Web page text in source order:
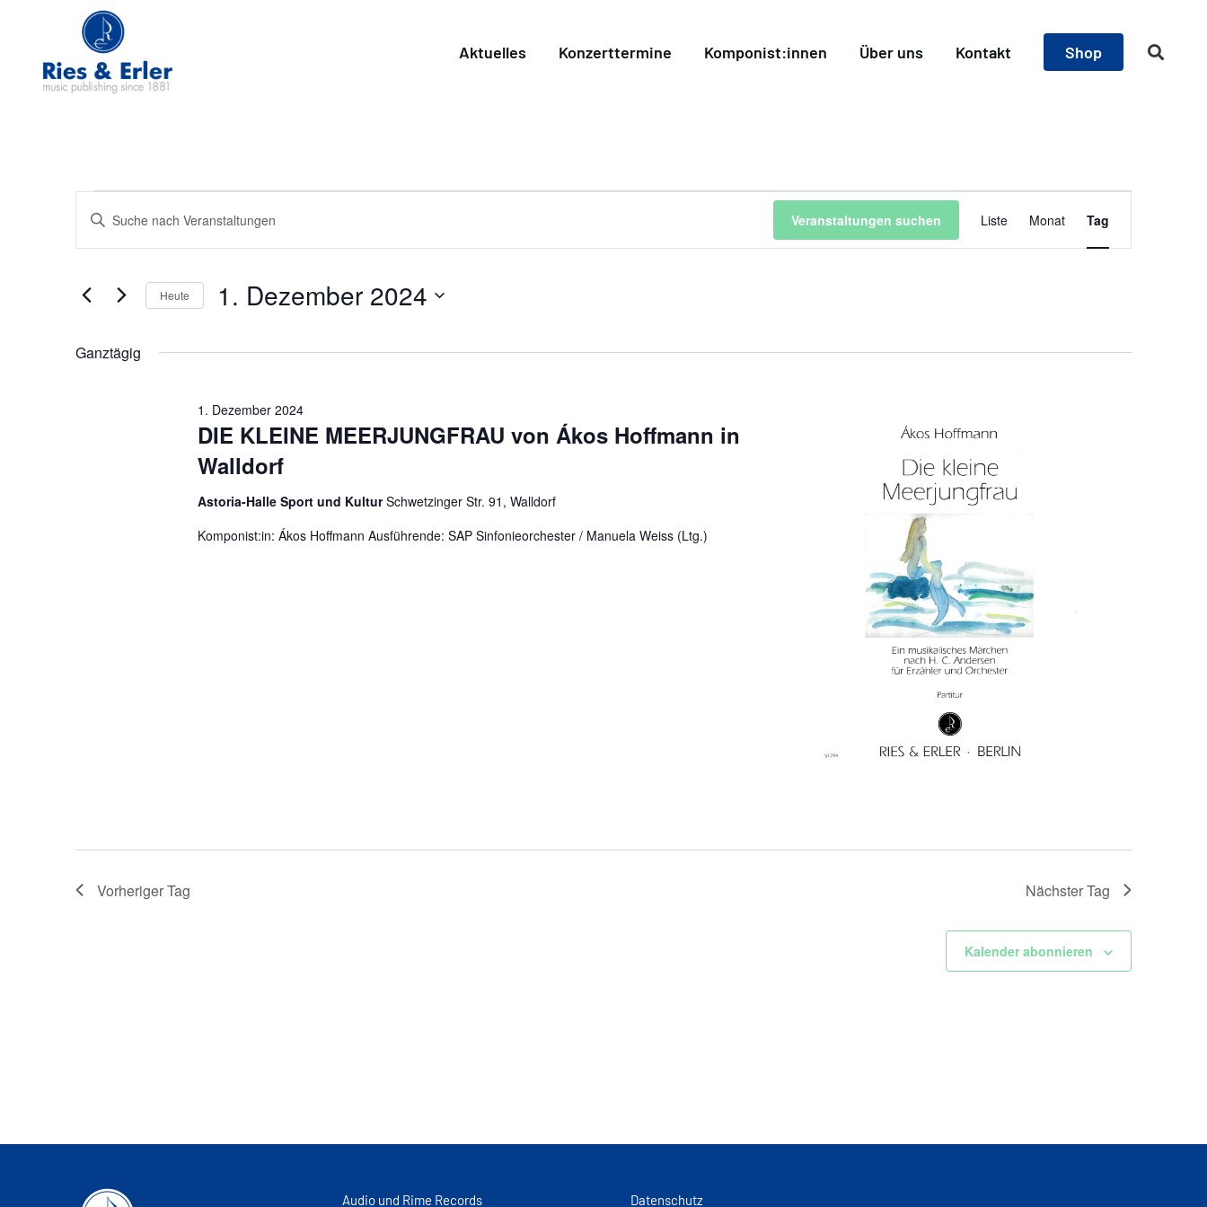
Aktuelles Konzerttermine Komponist:innen Über uns Kontakt Shop
Veranstaltungen
Suche
und
Ansichten,
Bitte
Schlüsselwort
Suche
Veranstaltungen
Schlüsselwort.
Veranstaltungen suchen
Ansichten-
Liste Monat Tag
Heute 1. Dezember 2024
Ganztägig
DIE KLEINE MEERJUNGFRAU von Ákos Hoffmann in
Walldorf
1. Dezember 2024
Astoria-Halle Sport und KulturSchwetzinger Str. 91, Walldorf
Komponist:in: Ákos Hoffmann Ausführende: SAP Sinfonieorchester / Manuela Weiss (Ltg.)
Vorheriger Tag Nächster Tag
Kalender abonnieren
Audio und Rime Records Datenschutz